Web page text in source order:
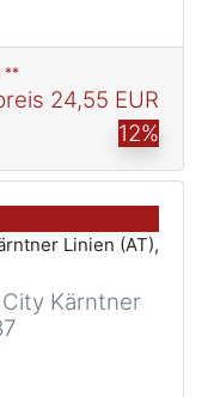
**
24,55 EUR
12%
Kärntner